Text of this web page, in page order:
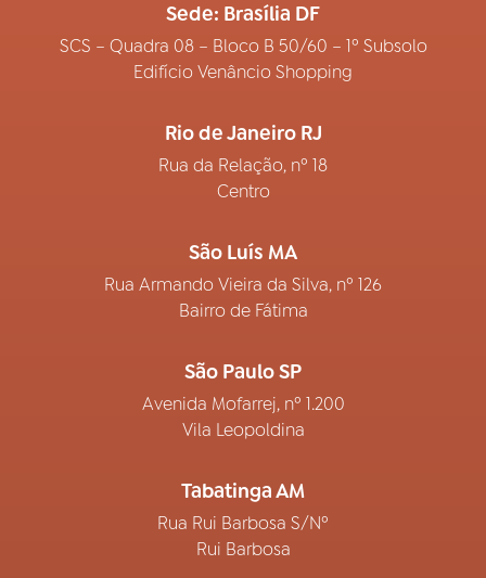
Sede: Brasília DF
SCS – Quadra 08 – Bloco B 50/60 – 1º Subsolo
Edifício Venâncio Shopping
Rio de Janeiro RJ
Rua da Relação, nº 18
Centro
São Luís MA
Rua Armando Vieira da Silva, nº 126
Bairro de Fátima
São Paulo SP
Avenida Mofarrej, nº 1.200
Vila Leopoldina
Tabatinga AM
Rua Rui Barbosa S/Nº
Rui Barbosa